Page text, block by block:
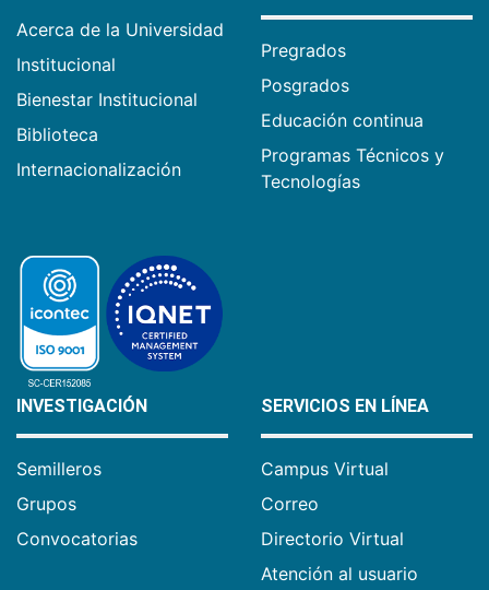
Acerca de la Universidad
Institucional
Bienestar Institucional
Biblioteca
Internacionalización
Pregrados
Posgrados
Educación continua
Programas Técnicos y
Tecnologías
INVESTIGACIÓN
Semilleros
Grupos
Convocatorias
SERVICIOS EN LÍNEA
Campus Virtual
Correo
Directorio Virtual
Atención al usuario